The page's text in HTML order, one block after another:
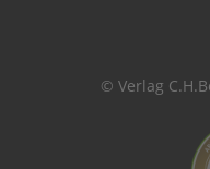
© Verlag